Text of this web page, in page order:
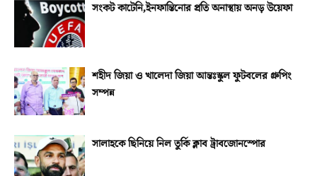
সংকট কাটেনি,ইনফান্তিনোর প্রতি অনাস্থায় অনড় উয়েফা
শহীদ জিয়া ও খালেদা জিয়া আন্তঃস্কুল ফুটবলের গ্রুপিং
সম্পন্ন
সালাহকে ছিনিয়ে নিল তুর্কি ক্লাব ট্রাবজোনস্পোর